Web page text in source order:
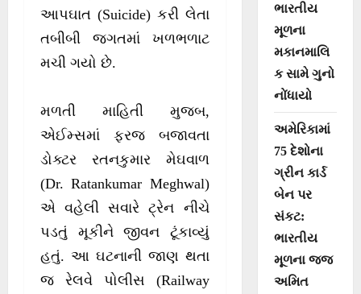
આપઘાત (Suicide) કરી લેતા
તબીબી જગતમાં ખળભળાટ
મચી ગયો છે.
મળતી માહિતી મુજબ,
એઈમ્સમાં ફરજ બજાવતા
ડોક્ટર રતનકુમાર મેઘવાળ
(Dr. Ratankumar Meghwal)
એ વહેલી સવારે ટ્રેન નીચે
પડતું મૂકીને જીવન ટૂંકાવ્યું
હતું. આ ઘટનાની જાણ થતા
જ રેલવે પોલીસ (Railway
ભારતીય
મૂળના
મકાનમાલિ
ક સામે ગુનો
નોંધાયો
અમેરિકામાં
75 દેશોના
ગ્રીન કાર્ડ
બેન પર
સંકટ:
ભારતીય
મૂળના જજ
અમિત